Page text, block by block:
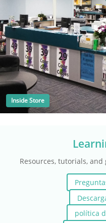
Inside Store
Resources, tutorials,
política